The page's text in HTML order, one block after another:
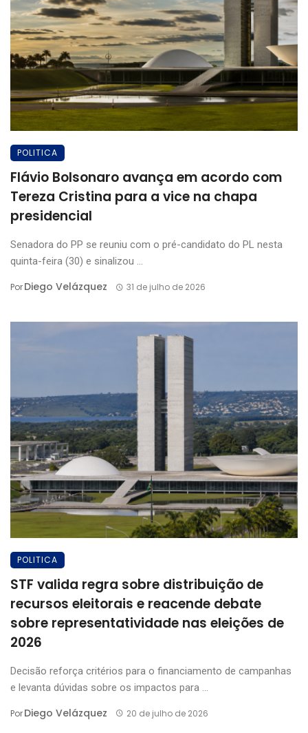
POLITICA
Flávio Bolsonaro avança em acordo com
Tereza Cristina para a vice na chapa
presidencial
Senadora do PP se reuniu com o pré-candidato do PL nesta
quinta-feira (30) e sinalizou ...
PorDiego Velázquez 31 de julho de 2026
POLITICA
STF valida regra sobre distribuição de
recursos eleitorais e reacende debate
sobre representatividade nas eleições de
2026
Decisão reforça critérios para o financiamento de campanhas
e levanta dúvidas sobre os impactos para ...
PorDiego Velázquez 20 de julho de 2026